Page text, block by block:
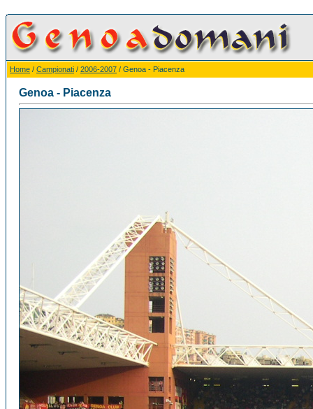
Home / Campionati / 2006-2007 / Genoa - Piacenza
Genoa - Piacenza